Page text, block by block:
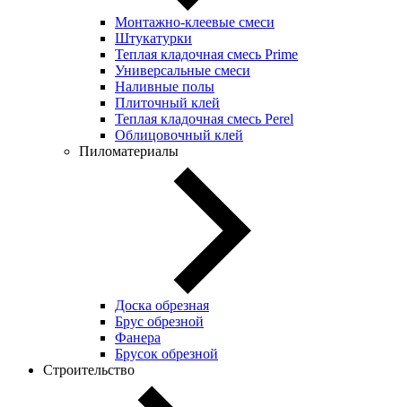
Монтажно-клеевые смеси
Штукатурки
Теплая кладочная смесь Prime
Универсальные смеси
Наливные полы
Плиточный клей
Теплая кладочная смесь Perel
Облицовочный клей
Пиломатериалы
Доска обрезная
Брус обрезной
Фанера
Брусок обрезной
Строительство